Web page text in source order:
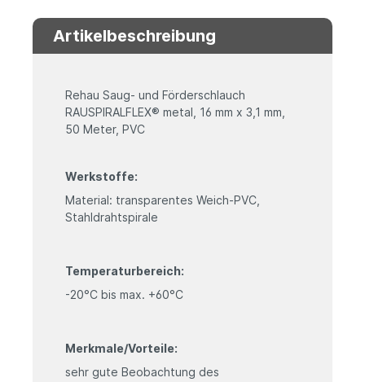
Artikelbeschreibung
Rehau Saug- und Förderschlauch
RAUSPIRALFLEX® metal, 16 mm x 3,1 mm,
50 Meter, PVC
Werkstoffe:
Material: transparentes Weich-PVC,
Stahldrahtspirale
Temperaturbereich:
-20°C bis max. +60°C
Merkmale/Vorteile:
sehr gute Beobachtung des